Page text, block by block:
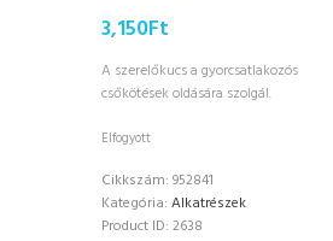
3,150Ft
A szerelőkucs a gyorcsatlakozós
csőkötések oldására szolgál.
Elfogyott
Cikkszám: 952841
Kategória: Alkatrészek
Product ID: 2638